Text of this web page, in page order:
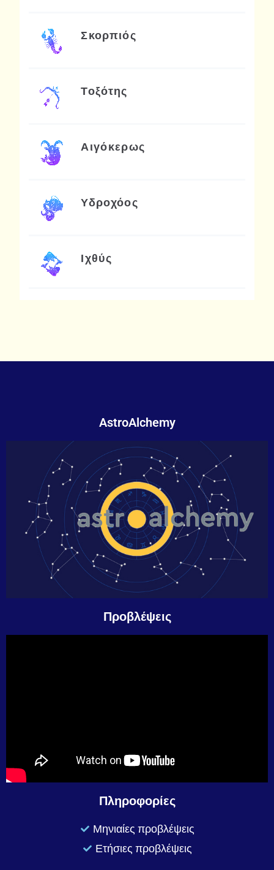
Σκορπιός
Τοξότης
Αιγόκερως
Υδροχόος
Ιχθύς
AstroAlchemy
Προβλέψεις
Πληροφορίες
Μηνιαίες προβλέψεις
Ετήσιες προβλέψεις